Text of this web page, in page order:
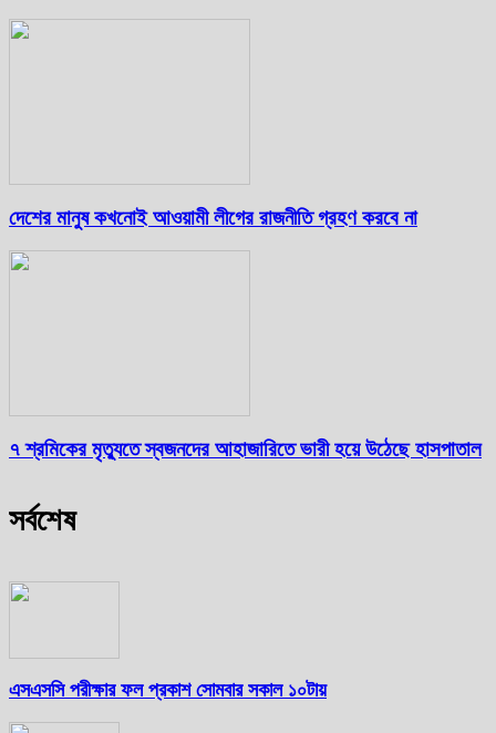
দেশের মানুষ কখনোই আওয়ামী লীগের রাজনীতি গ্রহণ করবে না
৭ শ্রমিকের মৃত্যুতে স্বজনদের আহাজারিতে ভারী হয়ে উঠেছে হাসপাতাল
সর্বশেষ
এসএসসি পরীক্ষার ফল প্রকাশ সোমবার সকাল ১০টায়